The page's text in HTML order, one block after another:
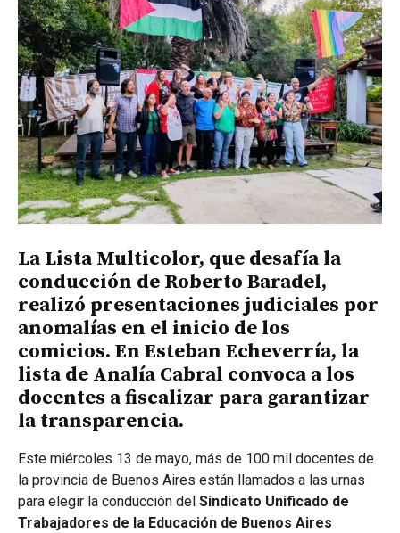
La Lista Multicolor, que desafía la
conducción de Roberto Baradel,
realizó presentaciones judiciales por
anomalías en el inicio de los
comicios. En Esteban Echeverría, la
lista de Analía Cabral convoca a los
docentes a fiscalizar para garantizar
la transparencia.
Este miércoles 13 de mayo, más de 100 mil docentes de
la provincia de Buenos Aires están llamados a las urnas
para elegir la conducción del Sindicato Unificado de
Trabajadores de la Educación de Buenos Aires